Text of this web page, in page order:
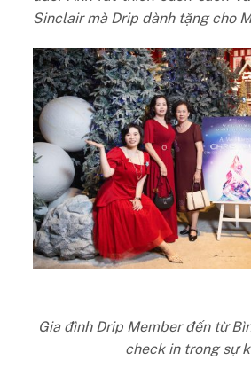
Sinclair mà Drip dành tặng cho
Gia đình Drip Member đến từ
check in trong sự